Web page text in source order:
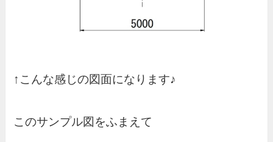
↑こんな感じの図面になります♪
このサンプル図をふまえて